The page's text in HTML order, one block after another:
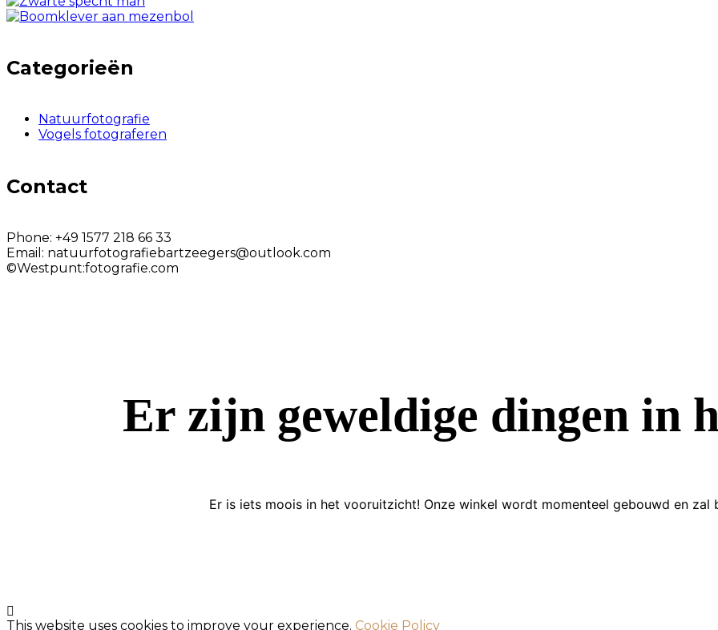
Categorieën
Natuurfotografie
Vogels fotograferen
Contact
Phone: +49 1577 218 66 33
Email: natuurfotografiebartzeegers@outlook.com
©Westpunt:fotografie.com
Er zijn geweldige dingen in
Er is iets moois in het vooruitzicht! Onze winkel wordt momenteel gebouwd en zal
This website uses cookies to improve your experience. Cookie Policy